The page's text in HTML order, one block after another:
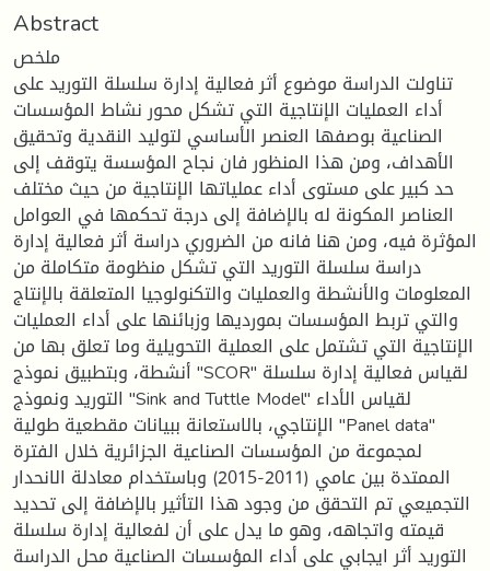
Abstract
ملخص
تناولت الدراسة موضوع أثر فعالية إدارة سلسلة التوريد على
أداء العمليات الإنتاجية التي تشكل محور نشاط المؤسسات
الصناعية بوصفها العنصر الأساسي لتوليد النقدية وتحقيق
الأهداف، ومن هذا المنظور فان نجاح المؤسسة يتوقف إلى
حد كبير على مستوى أداء عملياتها الإنتاجية من حيث مختلف
العناصر المكونة له بالإضافة إلى درجة تحكمها في العوامل
المؤثرة فيه، ومن هنا فانه من الضروري دراسة أثر فعالية إدارة
دراسة سلسلة التوريد التي تشكل منظومة متكاملة من
المعلومات والأنشطة والعمليات والتكنولوجيا المتعلقة بالإنتاج
والتي تربط المؤسسات بمورديها وزبائنها على أداء العمليات
الإنتاجية التي تشتمل على العملية التحويلية وما تعلق بها من
أنشطة، وبتطبيق نموذج "SCOR" لقياس فعالية إدارة سلسلة
التوريد ونموذج "Sink and Tuttle Model" لقياس الأداء
الإنتاجي، بالاستعانة ببيانات مقطعية طولية "Panel data"
لمجموعة من المؤسسات الصناعية الجزائرية خلال الفترة
الممتدة بين عامي (2011-2015) وباستخدام معادلة الانحدار
التجميعي تم التحقق من وجود هذا التأثير بالإضافة إلى تحديد
قيمته واتجاهه، وهو ما يدل على أن لفعالية إدارة سلسلة
التوريد أثر ايجابي على أداء المؤسسات الصناعية محل الدراسة